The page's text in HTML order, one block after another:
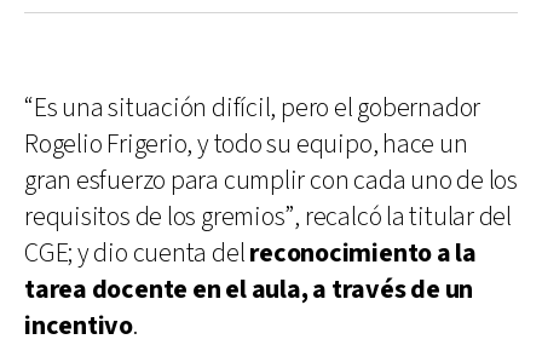
“Es una situación difícil, pero el gobernador
Rogelio Frigerio, y todo su equipo, hace un
gran esfuerzo para cumplir con cada uno de los
requisitos de los gremios”, recalcó la titular del
CGE; y dio cuenta delreconocimiento a la
tarea docente en el aula, a través de un
incentivo.